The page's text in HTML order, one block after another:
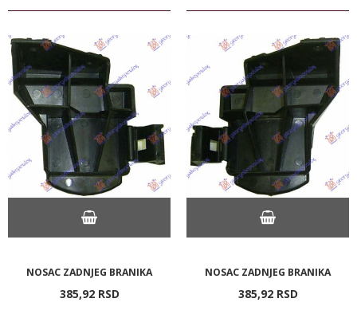
NOSAC ZADNJEG BRANIKA
385,92 RSD
NOSAC ZADNJEG BRANIKA
385,92 RSD